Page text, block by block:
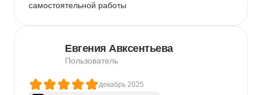
самостоятельной работы
Евгения Авксентьева
Пользователь
декабрь 2025